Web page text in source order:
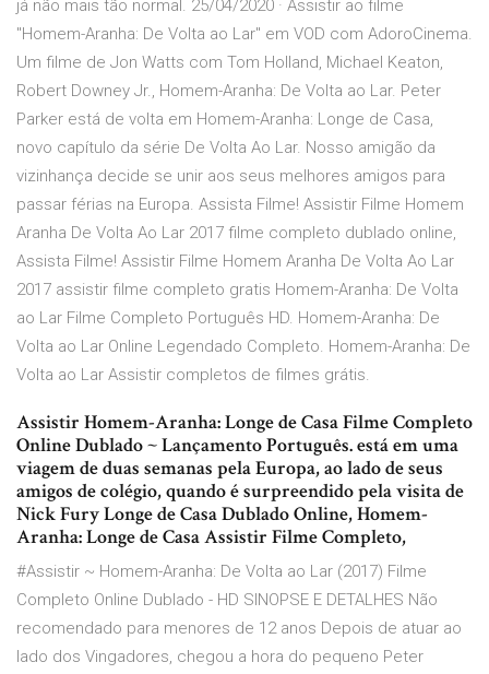
já não mais tão normal. 25/04/2020 · Assistir ao filme
"Homem-Aranha: De Volta ao Lar" em VOD com AdoroCinema.
Um filme de Jon Watts com Tom Holland, Michael Keaton,
Robert Downey Jr., Homem-Aranha: De Volta ao Lar. Peter
Parker está de volta em Homem-Aranha: Longe de Casa,
novo capítulo da série De Volta Ao Lar. Nosso amigão da
vizinhança decide se unir aos seus melhores amigos para
passar férias na Europa. Assista Filme! Assistir Filme Homem
Aranha De Volta Ao Lar 2017 filme completo dublado online,
Assista Filme! Assistir Filme Homem Aranha De Volta Ao Lar
2017 assistir filme completo gratis Homem-Aranha: De Volta
ao Lar Filme Completo Português HD. Homem-Aranha: De
Volta ao Lar Online Legendado Completo. Homem-Aranha: De
Volta ao Lar Assistir completos de filmes grátis.
Assistir Homem-Aranha: Longe de Casa Filme Completo
Online Dublado ~ Lançamento Português. está em uma
viagem de duas semanas pela Europa, ao lado de seus
amigos de colégio, quando é surpreendido pela visita de
Nick Fury Longe de Casa Dublado Online, Homem-
Aranha: Longe de Casa Assistir Filme Completo,
#Assistir ~ Homem-Aranha: De Volta ao Lar (2017) Filme
Completo Online Dublado - HD SINOPSE E DETALHES Não
recomendado para menores de 12 anos Depois de atuar ao
lado dos Vingadores, chegou a hora do pequeno Peter